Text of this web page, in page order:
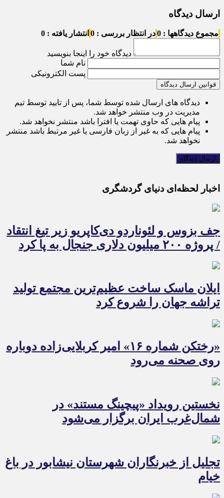
ارسال دیدگاه
مجموع دیدگاهها : 0 در انتظار بررسی : 0 انتشار یافته : 0
دیدگاه خود را اینجا بنویسید
نام شما
پست الکترونیکی
قوانین ارسال دیدگاه
دیدگاه های ارسال شده توسط شما، پس از تایید توسط تیم
مدیریت در وب منتشر خواهد شد.
پیام هایی که حاوی تهمت یا افترا باشد منتشر نخواهد شد.
پیام هایی که به غیر از زبان فارسی یا غیر مرتبط باشد منتشر
نخواهد شد.
اخبار لحظه‌ای دنیای گردشگری
جف بزوس و لئوناردو دی‌کاپریو زیر تیغ انتقاد
/ پروژه ۲۰۰ میلیون دلاری جنجال به پا کرد
ایلان ماسک ساخت عظیم‌ترین مجتمع تولید
تراشه جهان را شروع کرد
«رختکن شماره ۱۶» امیر کربلایی‌زاده دوباره
روی صحنه می‌رود
نخستین رویداد «پیچینگ مستند» در
شمال‌غرب ایران برگزار می‌شود
تجلیل از خبرنگاران شهرستان نیشابور در باغ
خیام